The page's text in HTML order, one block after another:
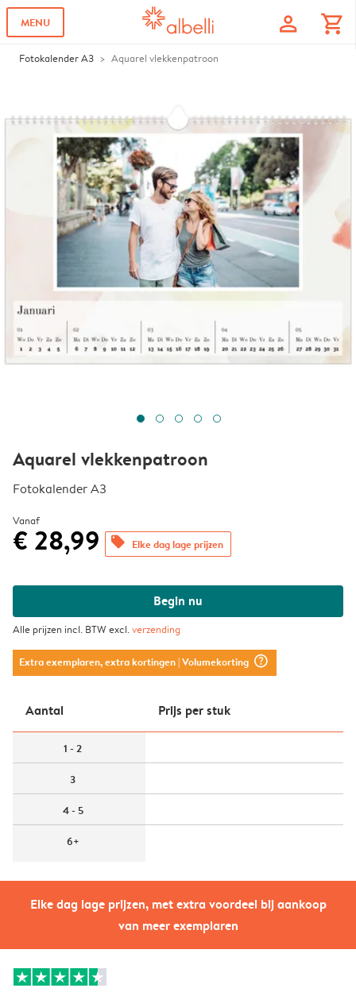
MENU profile shopping_cart
Fotokalender A3 Aquarel vlekkenpatroon
Elke dag lage prijzen, met extra voordeel bij aankoop
van meer exemplaren
Aquarel vlekkenpatroon
Fotokalender A3
Vanaf
€ 28,99 offers Elke dag lage prijzen
Begin nu
Alle prijzen incl. BTW excl.verzending
Extra exemplaren, extra kortingen| Volumekorting question_mark_circle
Aantal Prijs per stuk
1 - 2
3
4 - 5
6+